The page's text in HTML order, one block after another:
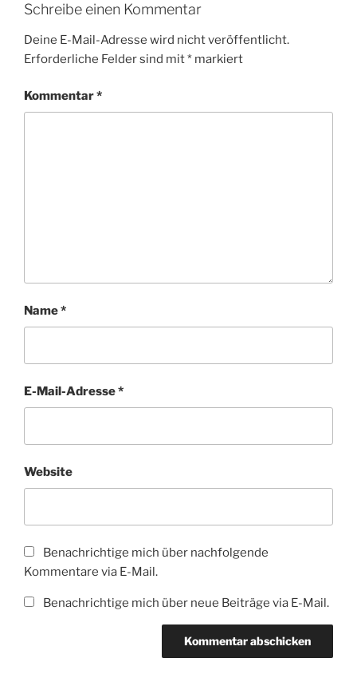
Schreibe einen Kommentar
Deine E-Mail-Adresse wird nicht veröffentlicht.
Erforderliche Felder sind mit* markiert
Kommentar*
Name*
E-Mail-Adresse*
Website
Benachrichtige mich über nachfolgende
Kommentare via E-Mail.
Benachrichtige mich über neue Beiträge via E-Mail.